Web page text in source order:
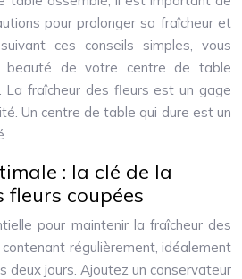
pour prolonger sa fraîcheur et
ces conseils simples, vous
beauté de votre centre de table
La fraîcheur des fleurs est un gage
Un centre de table qui dure est un
: la clé de la
fleurs coupées
pour maintenir la fraîcheur des
contenant régulièrement, idéalement
deux jours. Ajoutez un conservateur